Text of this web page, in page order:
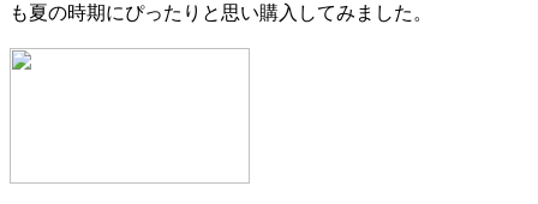
も夏の時期にぴったりと思い購入してみました。